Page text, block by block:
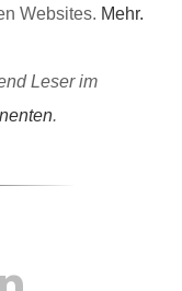
Websites. Mehr.
Leser im
.